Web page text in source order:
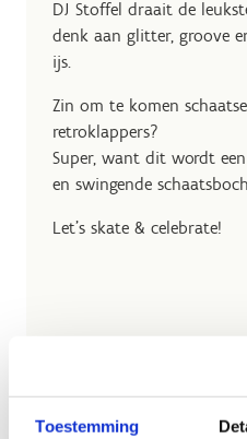
Toestemming
DJ Stoffel draait de
denk aan glitter, groove
ijs.
Zin om te komen
retroklappers?
Super, want dit wordt
en swingende
Let’s skate & celebrate!